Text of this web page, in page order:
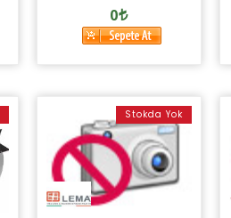
0
Stokda Yok